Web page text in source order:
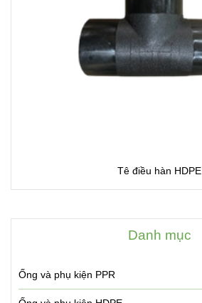
Tê điều hàn HDPE
Danh mục
Ống và phụ kiện PPR